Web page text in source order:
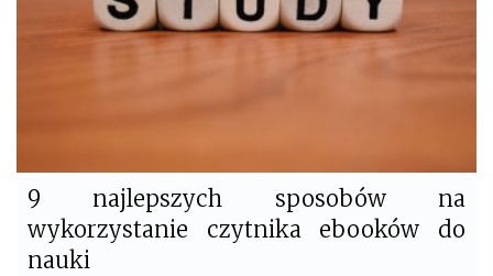
9 najlepszych sposobów na
wykorzystanie czytnika ebooków do
nauki